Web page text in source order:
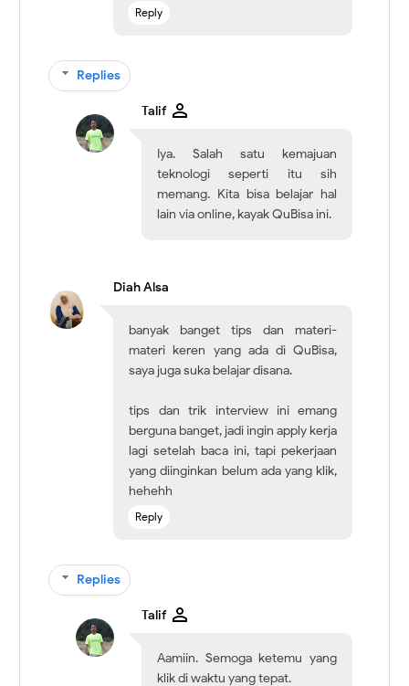
Reply
Replies
Talif
Iya. Salah satu kemajuan
teknologi seperti itu sih
memang. Kita bisa belajar hal
lain via online, kayak QuBisa ini.
Diah Alsa
banyak banget tips dan materi-
materi keren yang ada di QuBisa,
saya juga suka belajar disana.
tips dan trik interview ini emang
berguna banget, jadi ingin apply kerja
lagi setelah baca ini, tapi pekerjaan
yang diinginkan belum ada yang klik,
hehehh
Reply
Replies
Talif
Aamiin. Semoga ketemu yang
klik di waktu yang tepat.